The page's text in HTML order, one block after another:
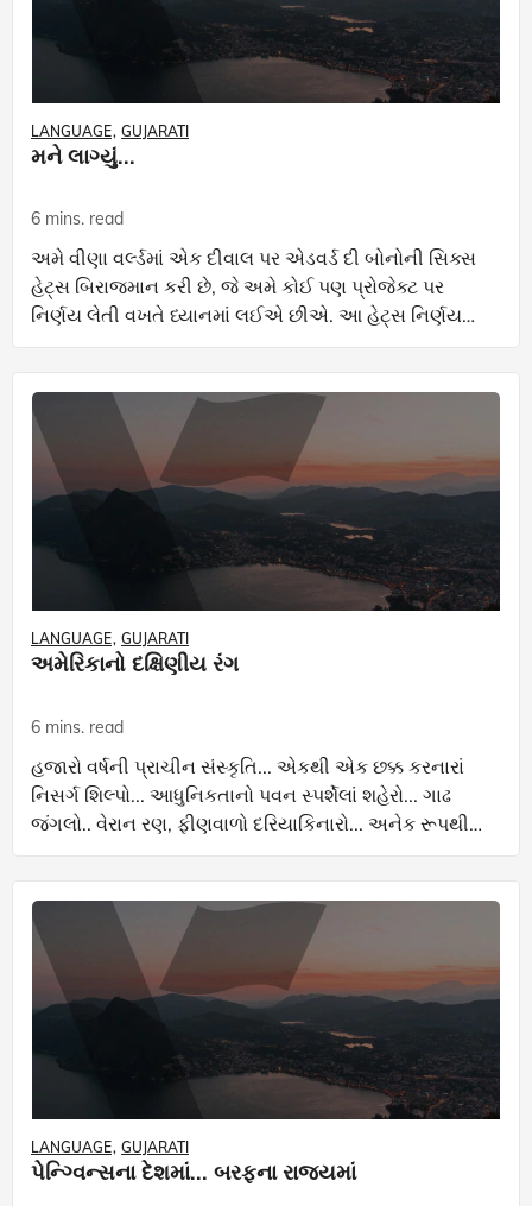
LANGUAGE GUJARATI
મને લાગ્યું...
6 mins. read
અમે વીણા વર્લ્ડમાં એક દીવાલ પર એડવર્ડ દી બોનોની સિક્સ
હેટ્સ બિરાજમાન કરી છે, જે અમે કોઈ પણ પ્રોજેક્ટ પર
નિર્ણય લેતી વખતે ધ્યાનમાં લઈએ છીએ. આ હેટ્સ નિર્ણય
પ્રક્રિયાના સમયે બધી બાજુથી વિચાર કઈ રીતે કરવો
LANGUAGE GUJARATI
અમેરિકાનો દક્ષિણીય રંગ
6 mins. read
હજારો વર્ષની પ્રાચીન સંસ્કૃતિ... એકથી એક છક્ક કરનારાં
નિસર્ગ શિલ્પો... આધુનિકતાનો પવન સ્પર્શેલાં શહેરો... ગાઢ
જંગલો.. વેરાન રણ, ફીણવાળો દરિયાકિનારો... અનેક રૂપથી
આશ્ચર્યચકિત કરનાર ભૂમિ એટલે સાઉથ અમેરિ
LANGUAGE GUJARATI
પેન્ગ્વિન્સના દેશમાં... બરફના રાજ્યમાં